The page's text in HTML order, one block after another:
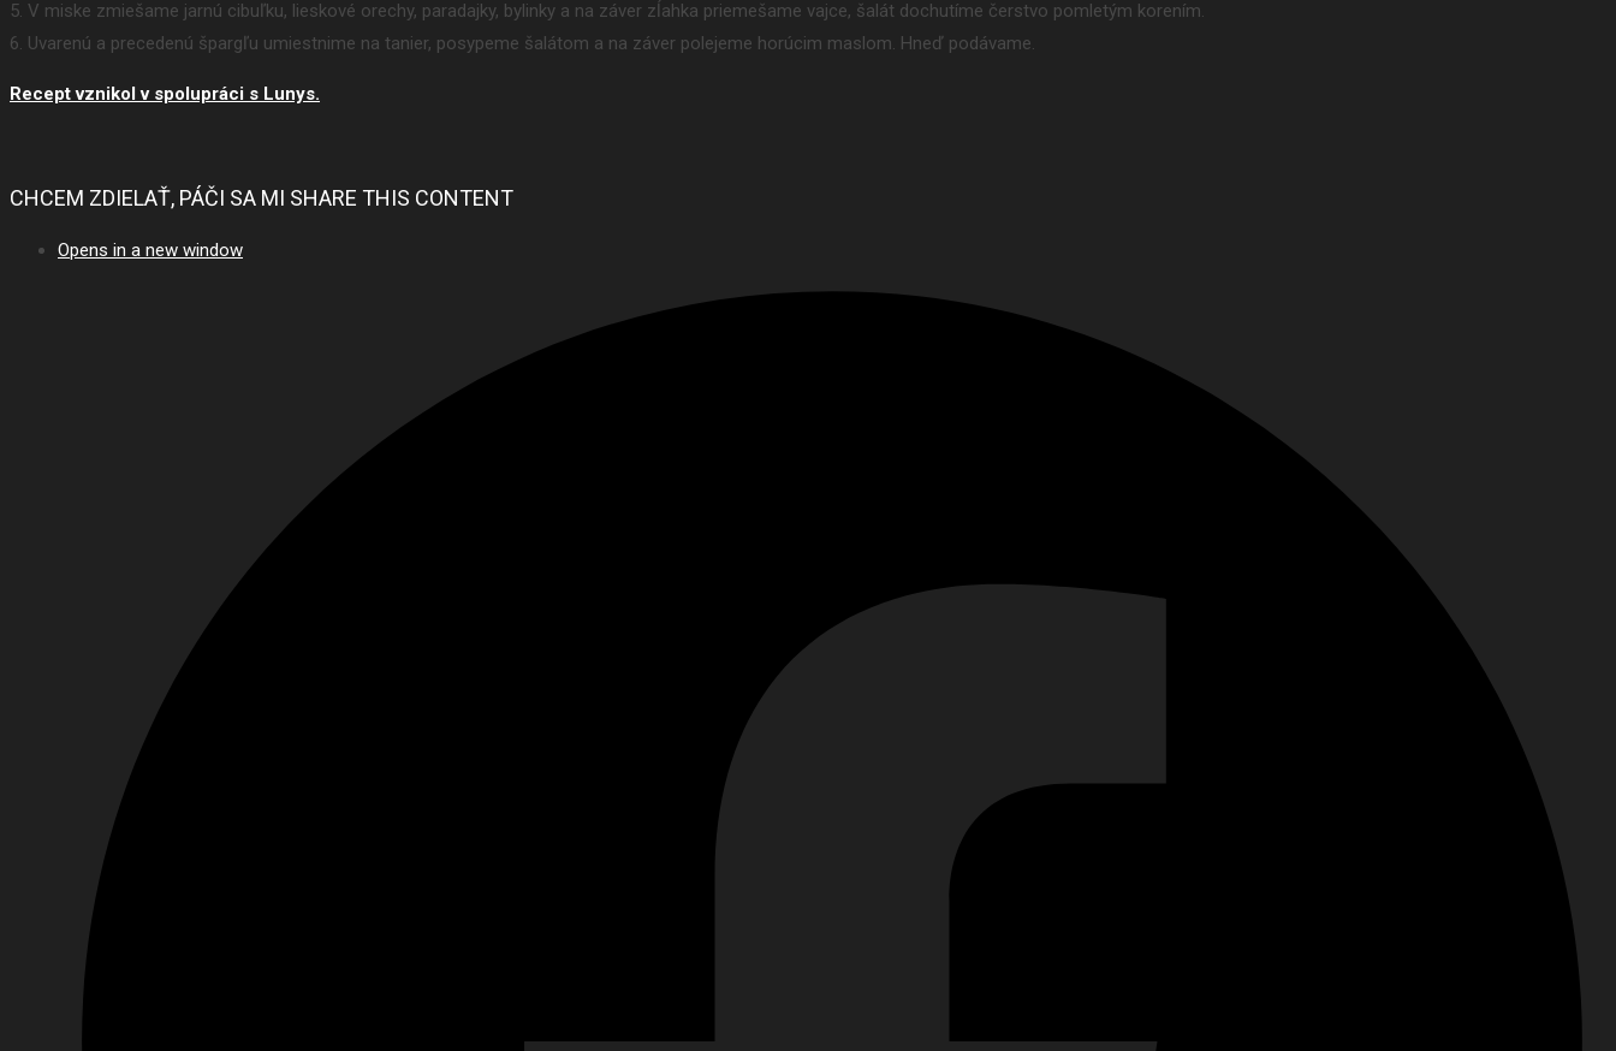
5. V miske zmiešame jarnú cibuľku, lieskové orechy, paradajky, bylinky a na záver zĺahka priemešame vajce, šalát dochutíme čerstvo pomletým korením.
6. Uvarenú a precedenú špargľu umiestnime na tanier, posypeme šalátom a na záver polejeme horúcim maslom. Hneď podávame.
Recept vznikol v spolupráci s Lunys.
CHCEM ZDIELAŤ, PÁČI SA MI SHARE THIS CONTENT
Opens in a new window